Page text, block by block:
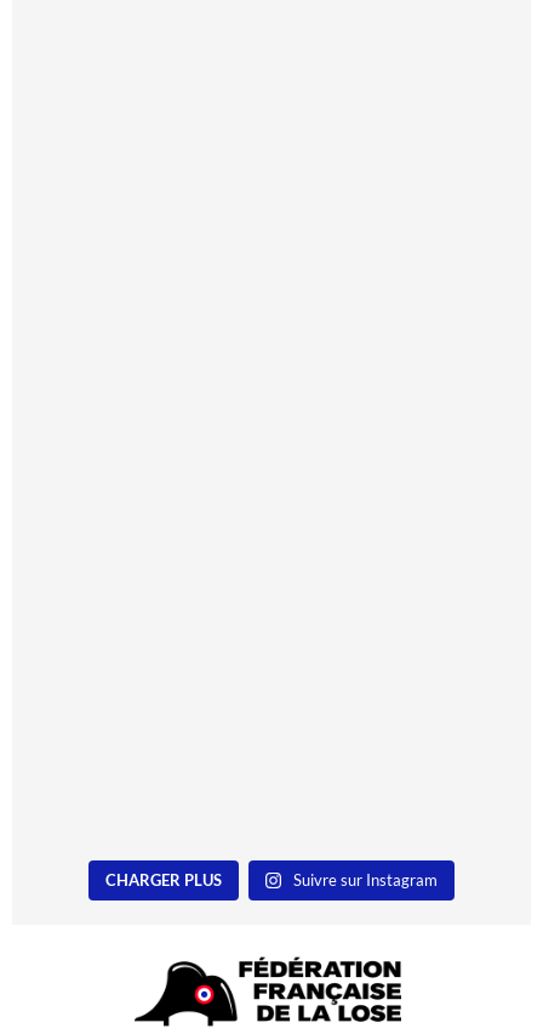
CHARGER PLUS Suivre sur Instagram